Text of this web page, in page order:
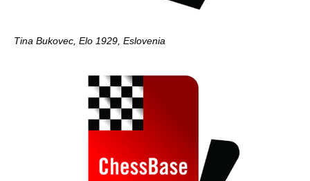
Tina Bukovec, Elo 1929, Eslovenia